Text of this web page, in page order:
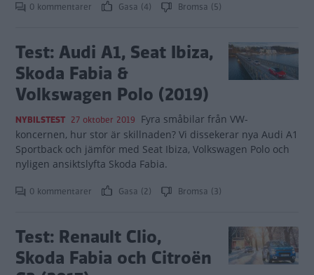
0 kommentarer Gasa (4) Bromsa (5)
Test: Audi A1, Seat Ibiza,
Skoda Fabia &
Volkswagen Polo (2019)
NYBILSTEST 27 oktober 2019 Fyra småbilar från VW-
koncernen, hur stor är skillnaden? Vi dissekerar nya Audi A1
Sportback och jämför med Seat Ibiza, Volkswagen Polo och
nyligen ansiktslyfta Skoda Fabia.
0 kommentarer Gasa (2) Bromsa (3)
Test: Renault Clio,
Skoda Fabia och Citroën